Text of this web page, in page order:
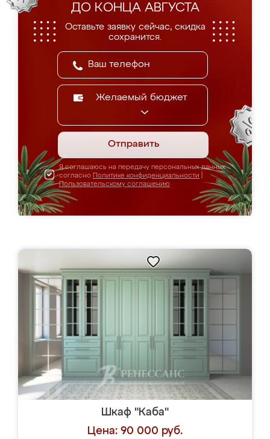
ДО КОНЦА АВГУСТА
Оставьте заявку сейчас, скидка
сохранится.
Желаемый бюджет
Отправить
Я соглашаюсь на передачу персональных данных
согласно Политике конфиденциальности
Пользовательскому соглашению
Шкаф "Каба"
Цена: 90 000 руб.